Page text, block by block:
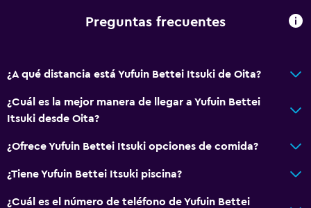
Preguntas frecuentes
¿A qué distancia está Yufuin Bettei Itsuki de Oita?
¿Cuál es la mejor manera de llegar a Yufuin Bettei
Itsuki desde Oita?
¿Ofrece Yufuin Bettei Itsuki opciones de comida?
¿Tiene Yufuin Bettei Itsuki piscina?
¿Cuál es el número de teléfono de Yufuin Bettei